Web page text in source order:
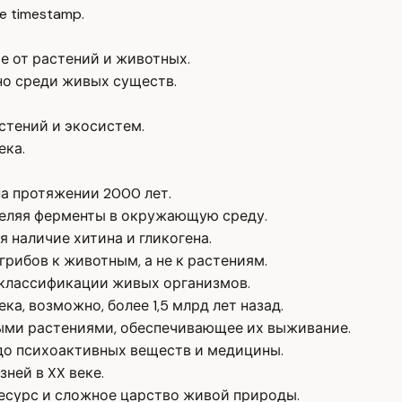
timestamp.
от растений и животных.
среди живых существ.
и экосистем.
протяжении 2000 лет.
ферменты в окружающую среду.
хитина и гликогена.
к животным, а не к растениям.
живых организмов.
возможно, более 1,5 млрд лет назад.
растениями, обеспечивающее их выживание.
психоактивных веществ и медицины.
в XX веке.
и сложное царство живой природы.